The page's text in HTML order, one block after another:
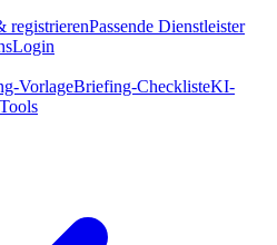
registrierenPassende Dienstleister
Login
VorlageBriefing-ChecklisteKI-